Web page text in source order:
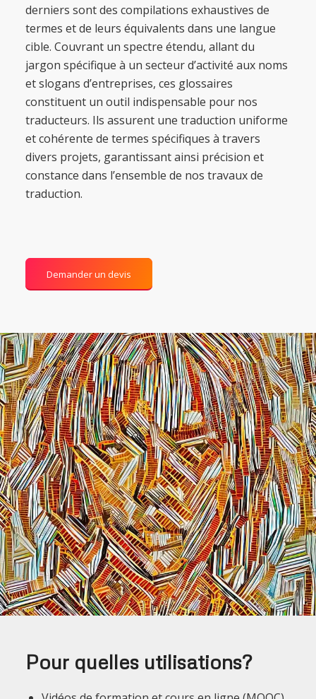
derniers sont des compilations exhaustives de
termes et de leurs équivalents dans une langue
cible. Couvrant un spectre étendu, allant du
jargon spécifique à un secteur d’activité aux noms
et slogans d’entreprises, ces glossaires
constituent un outil indispensable pour nos
traducteurs. Ils assurent une traduction uniforme
et cohérente de termes spécifiques à travers
divers projets, garantissant ainsi précision et
constance dans l’ensemble de nos travaux de
traduction.
Demander un devis
Pour quelles utilisations?